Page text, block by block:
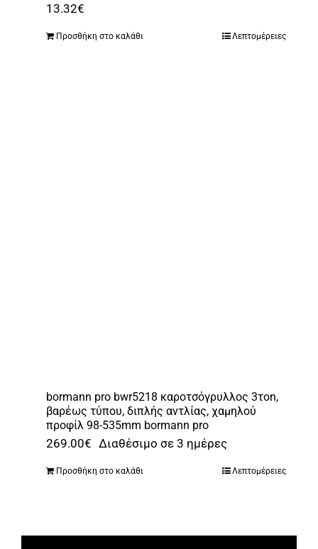
13.32€
Προσθήκη στο καλάθι Λεπτομέρειες
bormann pro bwr5218 καροτσόγρυλλος 3τon,
βαρέως τύπου, διπλής αντλίας, χαμηλού
προφίλ 98-535mm bormann pro
269.00€ Διαθέσιμο σε 3 ημέρες
Προσθήκη στο καλάθι Λεπτομέρειες